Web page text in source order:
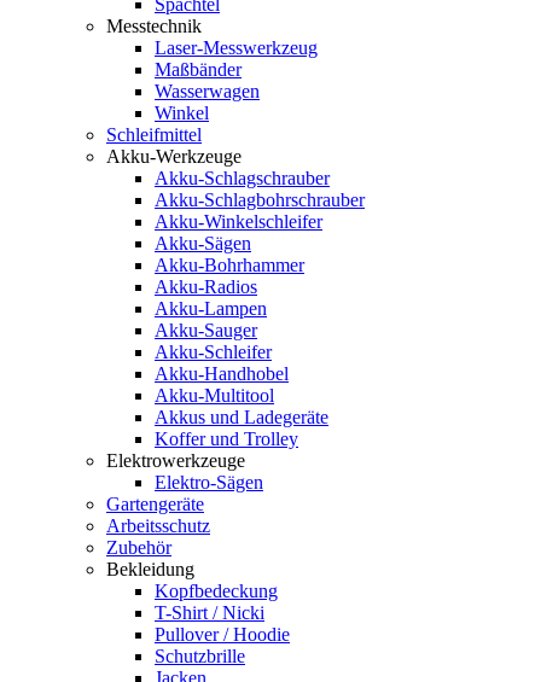
Spachtel
Messtechnik
Laser-Messwerkzeug
Maßbänder
Wasserwagen
Winkel
Schleifmittel
Akku-Werkzeuge
Akku-Schlagschrauber
Akku-Schlagbohrschrauber
Akku-Winkelschleifer
Akku-Sägen
Akku-Bohrhammer
Akku-Radios
Akku-Lampen
Akku-Sauger
Akku-Schleifer
Akku-Handhobel
Akku-Multitool
Akkus und Ladegeräte
Koffer und Trolley
Elektrowerkzeuge
Elektro-Sägen
Gartengeräte
Arbeitsschutz
Zubehör
Bekleidung
Kopfbedeckung
T-Shirt / Nicki
Pullover / Hoodie
Schutzbrille
Jacken